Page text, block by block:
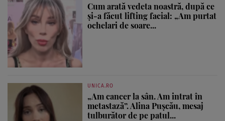
Cum arată vedeta noastră, după ce
și-a făcut lifting facial: „Am purtat
ochelari de soare...
UNICA.RO
„Am cancer la sân. Am intrat în
metastază”. Alina Pușcău, mesaj
tulburător de pe patul...